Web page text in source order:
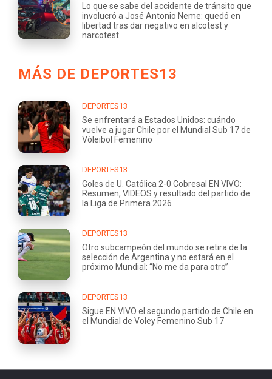
Lo que se sabe del accidente de tránsito que
involucró a José Antonio Neme: quedó en
libertad tras dar negativo en alcotest y
narcotest
MÁS DE DEPORTES13
DEPORTES13
Se enfrentará a Estados Unidos: cuándo
vuelve a jugar Chile por el Mundial Sub 17 de
Vóleibol Femenino
DEPORTES13
Goles de U. Católica 2-0 Cobresal EN VIVO:
Resumen, VIDEOS y resultado del partido de
la Liga de Primera 2026
DEPORTES13
Otro subcampeón del mundo se retira de la
selección de Argentina y no estará en el
próximo Mundial: “No me da para otro”
DEPORTES13
Sigue EN VIVO el segundo partido de Chile en
el Mundial de Voley Femenino Sub 17